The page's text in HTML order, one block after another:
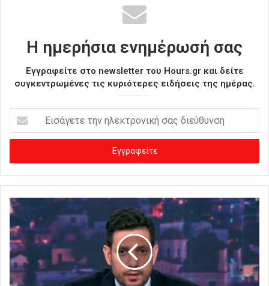
Η ημερήσια ενημέρωσή σας
Εγγραφείτε στο newsletter του Hours.gr και δείτε
συγκεντρωμένες τις κυριότερες ειδήσεις της ημέρας.
σ
γ
ε
ε
τ
η
ν
η
λ
ε